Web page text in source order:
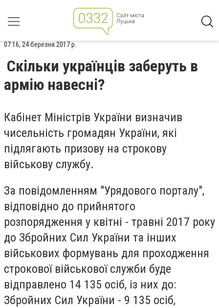
07:16, 24 березня 2017 р.
Скільки українців заберуть в
армію навесні?
Кабінет Міністрів України визначив
чисельність громадян України, які
підлягають призову на строкову
військову службу.
За повідомленням "Урядового порталу",
відповідно до прийнятого
розпорядження у квітні - травні 2017 року
до Збройних Сил України та інших
військових формувань для проходження
строкової військової служби буде
відправлено 14 135 осіб, із них до:
Збройних Сил України - 9 135 осіб,